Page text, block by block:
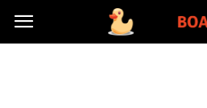
Toysboard.pl